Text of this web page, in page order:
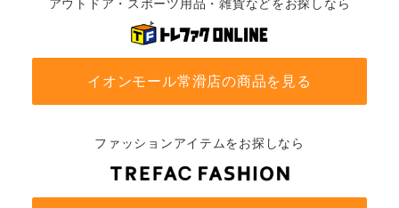
アウトドア・スポーツ用品・雑貨などをお探しなら
イオンモール常滑店の商品を見る
ファッションアイテムをお探しなら